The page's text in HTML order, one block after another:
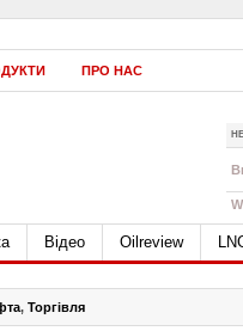
ПРО НАС
Відео Oilreview
, Торгівля